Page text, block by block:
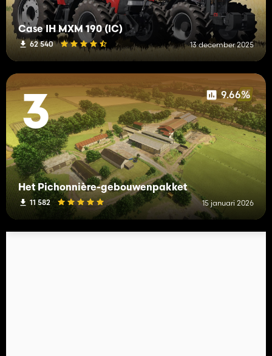
Case IH MXM 190 (IC)
62 540 13 december 2025
3 9.66%
Het Pichonnière-gebouwenpakket
11 582 15 januari 2026